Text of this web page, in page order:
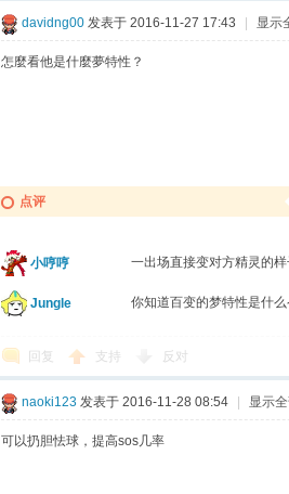
davidng00 发表于 2016-11-27 17:43 | 显示
怎麼看他是什麼夢特性？
点评
小哼哼 一出场直接变对方精灵的
Jungle 你知道百变的梦特性是什
回复 支持 反对
naoki123 发表于 2016-11-28 08:54 | 显示
可以扔胆怯球，提高sos几率